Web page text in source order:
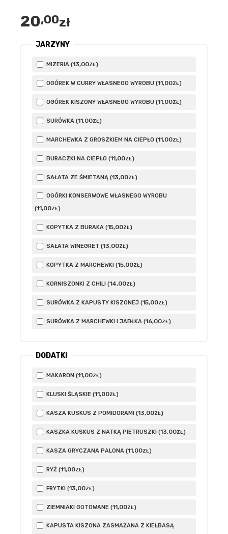
20,00zł
JARZYNY
MIZERIA (13,00ZŁ)
OGÓREK W CURRY WŁASNEGO WYROBU (11,00ZŁ)
OGÓREK KISZONY WŁASNEGO WYROBU (11,00ZŁ)
SURÓWKA (11,00ZŁ)
MARCHEWKA Z GROSZKIEM NA CIEPŁO (11,00ZŁ)
BURACZKI NA CIEPŁO (11,00ZŁ)
SAŁATA ZE ŚMIETANĄ (13,00ZŁ)
OGÓRKI KONSERWOWE WŁASNEGO WYROBU
(11,00ZŁ)
KOPYTKA Z BURAKA (15,00ZŁ)
SAŁATA WINEGRET (13,00ZŁ)
KOPYTKA Z MARCHEWKI (15,00ZŁ)
KORNISZONKI Z CHILI (14,00ZŁ)
SURÓWKA Z KAPUSTY KISZONEJ (15,00ZŁ)
SURÓWKA Z MARCHEWKI I JABŁKA (16,00ZŁ)
DODATKI
MAKARON (11,00ZŁ)
KLUSKI ŚLĄSKIE (11,00ZŁ)
KASZA KUSKUS Z POMIDORAMI (13,00ZŁ)
KASZKA KUSKUS Z NATKĄ PIETRUSZKI (13,00ZŁ)
KASZA GRYCZANA PALONA (11,00ZŁ)
RYŻ (11,00ZŁ)
FRYTKI (13,00ZŁ)
ZIEMNIAKI GOTOWANE (11,00ZŁ)
KAPUSTA KISZONA ZASMAŻANA Z KIEŁBASĄ